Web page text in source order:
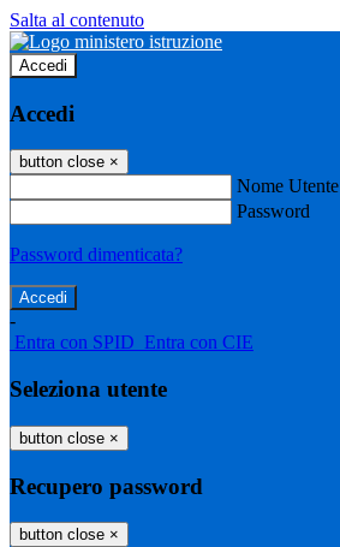
Salta al contenuto
Accedi
Accedi
button close ×
Nome Utente
Password
Password dimenticata?
-
Entra con SPID Entra con CIE
Seleziona utente
button close ×
Recupero password
button close ×